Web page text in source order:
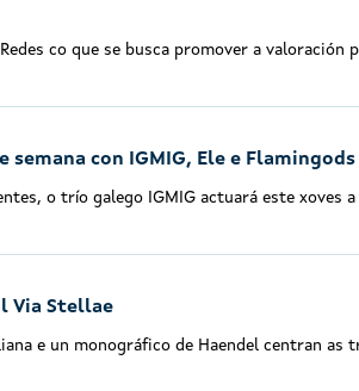
co que se busca promover a valoración
con IGMIG, Ele e Flamingods
o trío galego IGMIG actuará este xoves
Via Stellae
e un monográfico de Haendel centran as